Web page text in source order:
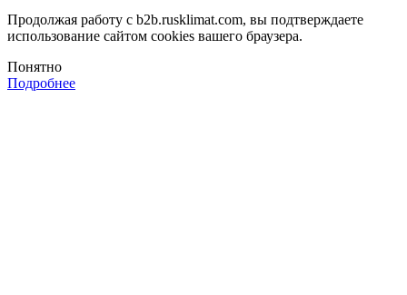
Продолжая работу с b2b.rusklimat.com, вы подтверждаете
использование сайтом cookies вашего браузера.
Понятно
Подробнее